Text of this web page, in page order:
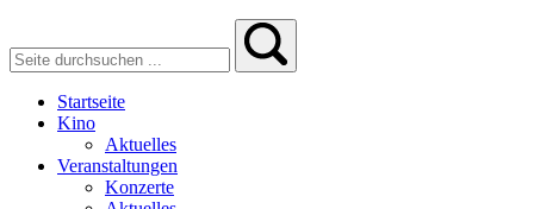
Startseite
Kino
Aktuelles
Veranstaltungen
Konzerte